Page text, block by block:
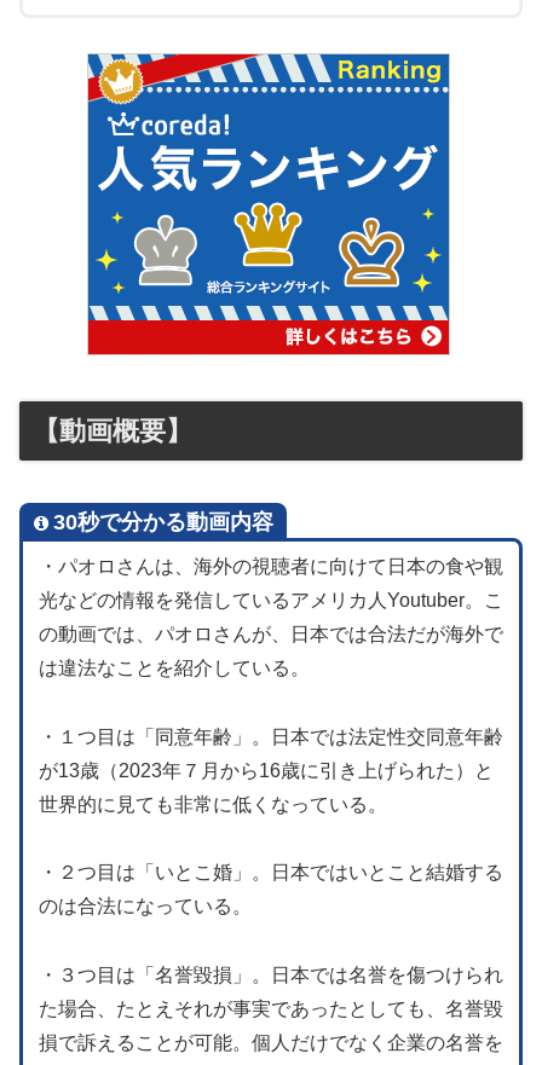
【動画概要】
30秒で分かる動画内容
・パオロさんは、海外の視聴者に向けて日本の食や観
光などの情報を発信しているアメリカ人Youtuber。こ
の動画では、パオロさんが、日本では合法だが海外で
は違法なことを紹介している。
・１つ目は「同意年齢」。日本では法定性交同意年齢
が13歳（2023年７月から16歳に引き上げられた）と
世界的に見ても非常に低くなっている。
・２つ目は「いとこ婚」。日本ではいとこと結婚する
のは合法になっている。
・３つ目は「名誉毀損」。日本では名誉を傷つけられ
た場合、たとえそれが事実であったとしても、名誉毀
損で訴えることが可能。個人だけでなく企業の名誉を